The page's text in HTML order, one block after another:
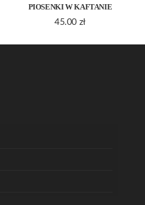
PIOSENKI W KAFTANIE
45.00 zł